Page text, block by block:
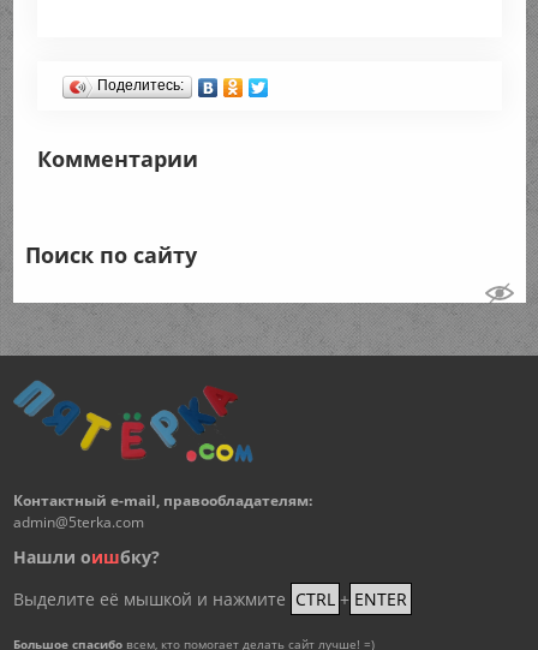
Поделитесь:
Комментарии
Поиск по сайту
Контактный e-mail, правообладателям:
admin@5terka.com
Нашли оишбку?
Выделите её мышкой и нажмите CTRL + ENTER
Большое спасибовсем, кто помогает делать сайт лучше! =)